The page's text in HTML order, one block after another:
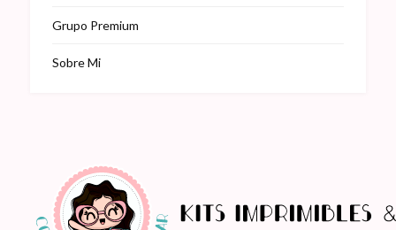
Grupo Premium
Sobre Mi